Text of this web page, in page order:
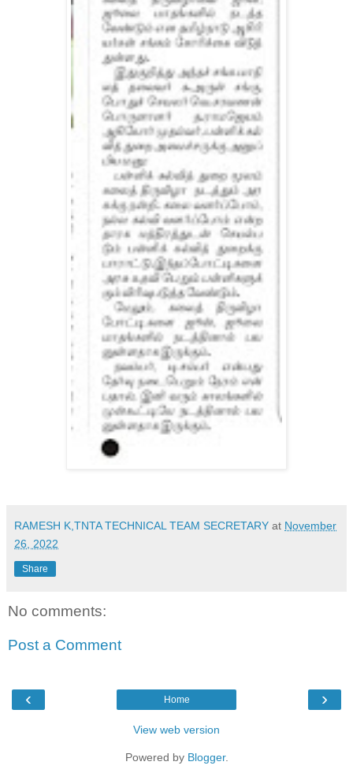
RAMESH K,TNTA TECHNICAL TEAM SECRETARY at November
26, 2022
Share
No comments:
Post a Comment
‹ ›
Home
View web version
Powered by Blogger.